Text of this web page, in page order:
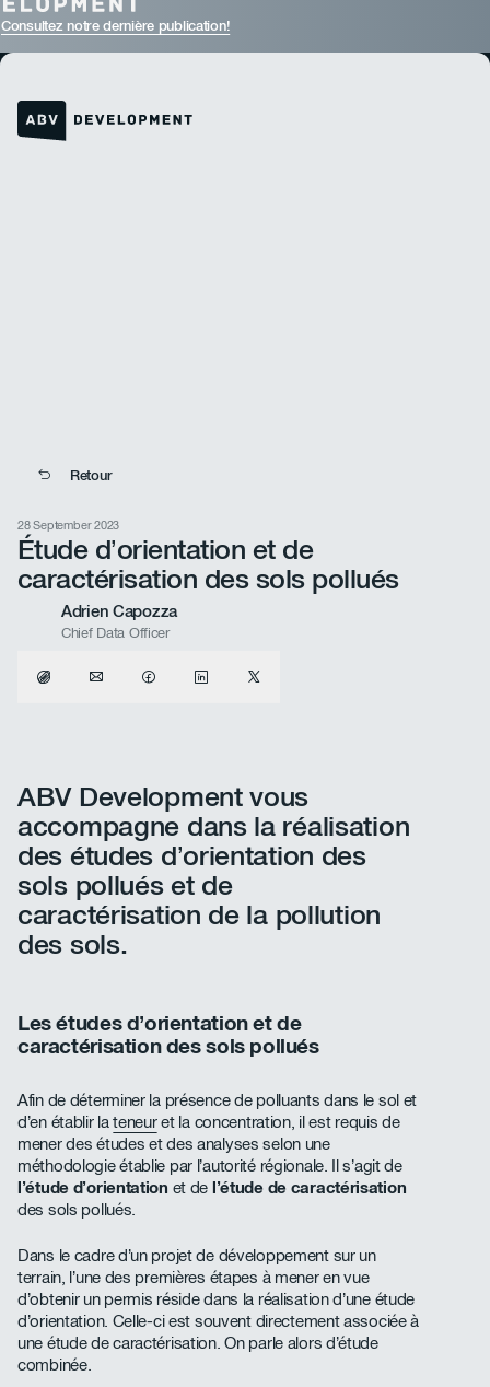
Consultez notre dernière publication!
Retour
28 September 2023
Étude d’orientation et de
caractérisation des sols pollués
Adrien Capozza
Chief Data Officer
ABV Development vous
accompagne dans la réalisation
des études d’orientation des
sols pollués et de
caractérisation de la pollution
des sols.
Les études d’orientation et de
caractérisation des sols pollués
Afin de déterminer la présence de polluants dans le sol et
d’en établir lateneuret la concentration, il est requis de
mener des études et des analyses selon une
méthodologie établie par l’autorité régionale. Il s’agit de
l’étude d’orientation et de l’étude de caractérisation
des sols pollués.
Dans le cadre d’un projet de développement sur un
terrain, l’une des premières étapes à mener en vue
d’obtenir un permis réside dans la réalisation d’une étude
d’orientation. Celle-ci est souvent directement associée à
une étude de caractérisation. On parle alors d’étude
combinée.